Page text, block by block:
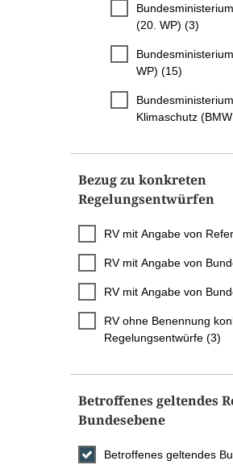
(20. WP) (3)
WP) (15)
Klimaschutz
Bezug zu konkreten
Regelungsentwürfen
RV mit Angabe von
RV mit Angabe von
RV mit Angabe von
RV ohne Benennung
Regelungsentwürfe (3)
Betroffenes geltendes
Bundesebene
Betroffenes geltendes